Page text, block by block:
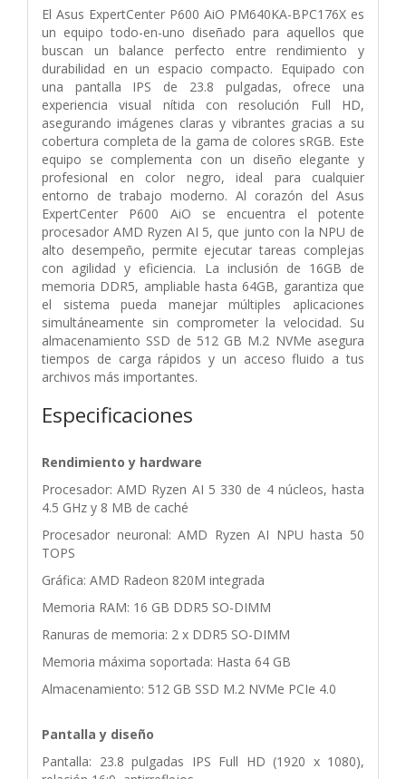
El Asus ExpertCenter P600 AiO PM640KA-BPC176X es
un equipo todo-en-uno diseñado para aquellos que
buscan un balance perfecto entre rendimiento y
durabilidad en un espacio compacto. Equipado con
una pantalla IPS de 23.8 pulgadas, ofrece una
experiencia visual nítida con resolución Full HD,
asegurando imágenes claras y vibrantes gracias a su
cobertura completa de la gama de colores sRGB. Este
equipo se complementa con un diseño elegante y
profesional en color negro, ideal para cualquier
entorno de trabajo moderno. Al corazón del Asus
ExpertCenter P600 AiO se encuentra el potente
procesador AMD Ryzen AI 5, que junto con la NPU de
alto desempeño, permite ejecutar tareas complejas
con agilidad y eficiencia. La inclusión de 16GB de
memoria DDR5, ampliable hasta 64GB, garantiza que
el sistema pueda manejar múltiples aplicaciones
simultáneamente sin comprometer la velocidad. Su
almacenamiento SSD de 512 GB M.2 NVMe asegura
tiempos de carga rápidos y un acceso fluido a tus
archivos más importantes.
Especificaciones
Rendimiento y hardware
Procesador: AMD Ryzen AI 5 330 de 4 núcleos, hasta
4.5 GHz y 8 MB de caché
Procesador neuronal: AMD Ryzen AI NPU hasta 50
TOPS
Gráfica: AMD Radeon 820M integrada
Memoria RAM: 16 GB DDR5 SO-DIMM
Ranuras de memoria: 2 x DDR5 SO-DIMM
Memoria máxima soportada: Hasta 64 GB
Almacenamiento: 512 GB SSD M.2 NVMe PCIe 4.0
Pantalla y diseño
Pantalla: 23.8 pulgadas IPS Full HD (1920 x 1080),